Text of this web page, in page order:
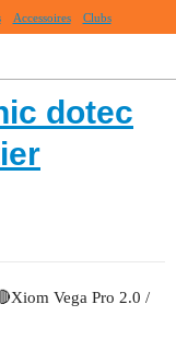
Accessoires Clubs
dotec
Vega Pro 2.0 /